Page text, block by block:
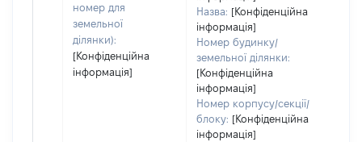
номер для
земельної
ділянки):
[Конфіденційна
інформація]
Назва: [Конфіденційна
інформація]
Номер будинку/
земельної ділянки:
[Конфіденційна
інформація]
Номер корпусу/секції/
блоку: [Конфіденційна
інформація]